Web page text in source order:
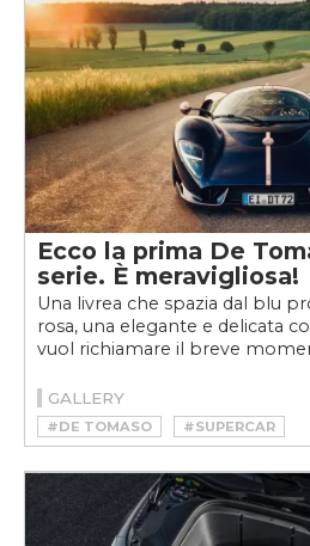
Ecco la prima De
serie. È meravigliosa!
Una livrea che spazia dal blu
rosa, una elegante e delicata
vuol richiamare il breve
GALLERY
#DE TOMASO #SUPERCAR